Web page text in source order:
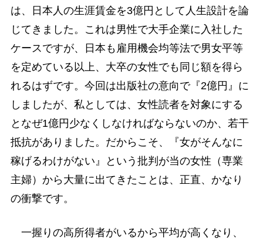
は、日本人の生涯賃金を3億円として人生設計を論
じてきました。これは男性で大手企業に入社した
ケースですが、日本も雇用機会均等法で男女平等
を定めている以上、大卒の女性でも同じ額を得ら
れるはずです。今回は出版社の意向で『2億円』に
しましたが、私としては、女性読者を対象にする
となぜ1億円少なくしなければならないのか、若干
抵抗がありました。だからこそ、『女がそんなに
稼げるわけがない』という批判が当の女性（専業
主婦）から大量に出てきたことは、正直、かなり
の衝撃です。
一握りの高所得者がいるから平均が高くなり、